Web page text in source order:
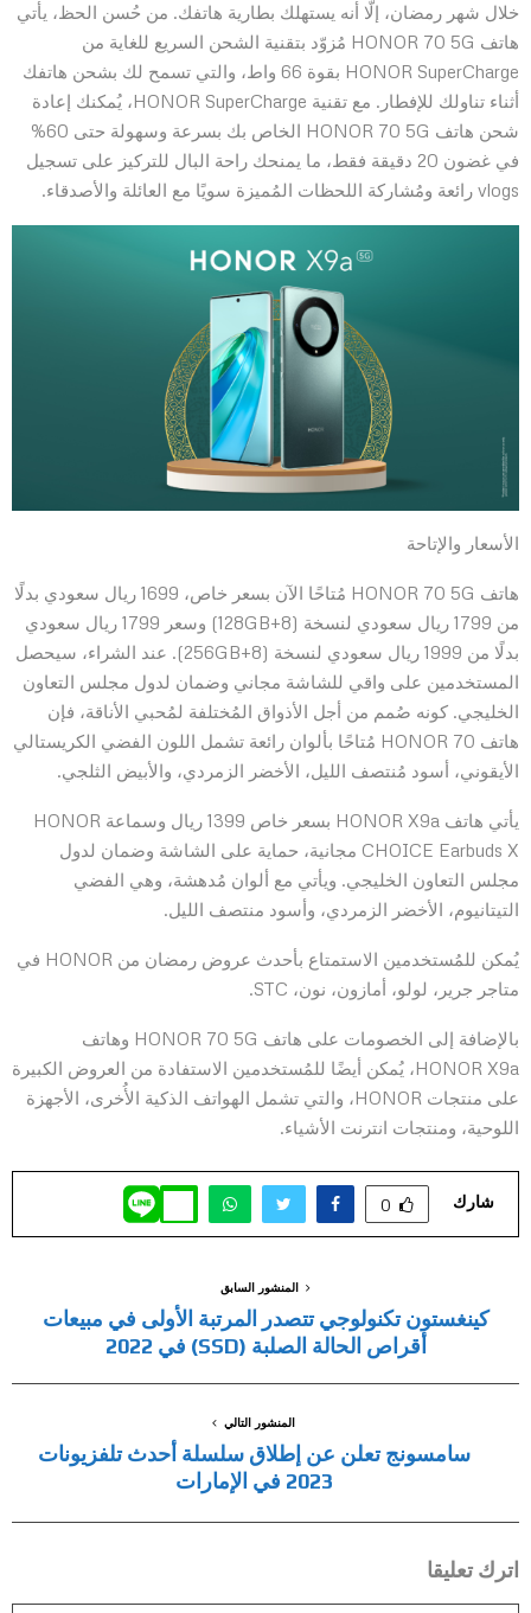
خلال شهر رمضان، إلّا أنه يستهلك بطارية هاتفك. من حُسن الحظ، يأتي
هاتف HONOR 70 5G مُزوّد بتقنية الشحن السريع للغاية من
HONOR SuperCharge بقوة 66 واط، والتي تسمح لك بشحن هاتفك
أثناء تناولك للإفطار. مع تقنية HONOR SuperCharge، يُمكنك إعادة
شحن هاتف HONOR 70 5G الخاص بك بسرعة وسهولة حتى 60%
في غضون 20 دقيقة فقط، ما يمنحك راحة البال للتركيز على تسجيل
vlogs رائعة ومُشاركة اللحظات المُميزة سويًا مع العائلة والأصدقاء.
الأسعار والإتاحة
هاتف HONOR 70 5G مُتاحًا الآن بسعر خاص، 1699 ريال سعودي بدلًا
من 1799 ريال سعودي لنسخة (8+128GB) وسعر 1799 ريال سعودي
بدلًا من 1999 ريال سعودي لنسخة (8+256GB). عند الشراء، سيحصل
المستخدمين على واقي للشاشة مجاني وضمان لدول مجلس التعاون
الخليجي. كونه صُمم من أجل الأذواق المُختلفة لمُحبي الأناقة، فإن
هاتف HONOR 70 مُتاحًا بألوان رائعة تشمل اللون الفضي الكريستالي
الأيقوني، أسود مُنتصف الليل، الأخضر الزمردي، والأبيض الثلجي.
يأتي هاتف HONOR X9a بسعر خاص 1399 ريال وسماعة HONOR
CHOICE Earbuds X مجانية، حماية على الشاشة وضمان لدول
مجلس التعاون الخليجي. ويأتي مع ألوان مُدهشة، وهي الفضي
التيتانيوم، الأخضر الزمردي، وأسود منتصف الليل.
يُمكن للمُستخدمين الاستمتاع بأحدث عروض رمضان من HONOR في
متاجر جرير، لولو، أمازون، نون، STC.
بالإضافة إلى الخصومات على هاتف HONOR 70 5G وهاتف
HONOR X9a، يُمكن أيضًا للمُستخدمين الاستفادة من العروض الكبيرة
على منتجات HONOR، والتي تشمل الهواتف الذكية الأُخرى، الأجهزة
اللوحية، ومنتجات انترنت الأشياء.
شارك 0
المنشور السابق
كينغستون تكنولوجي تتصدر المرتبة الأولى في مبيعات
أقراص الحالة الصلبة (SSD) في 2022
المنشور التالي
سامسونج تعلن عن إطلاق سلسلة أحدث تلفزيونات
2023 في الإمارات
اترك تعليقا